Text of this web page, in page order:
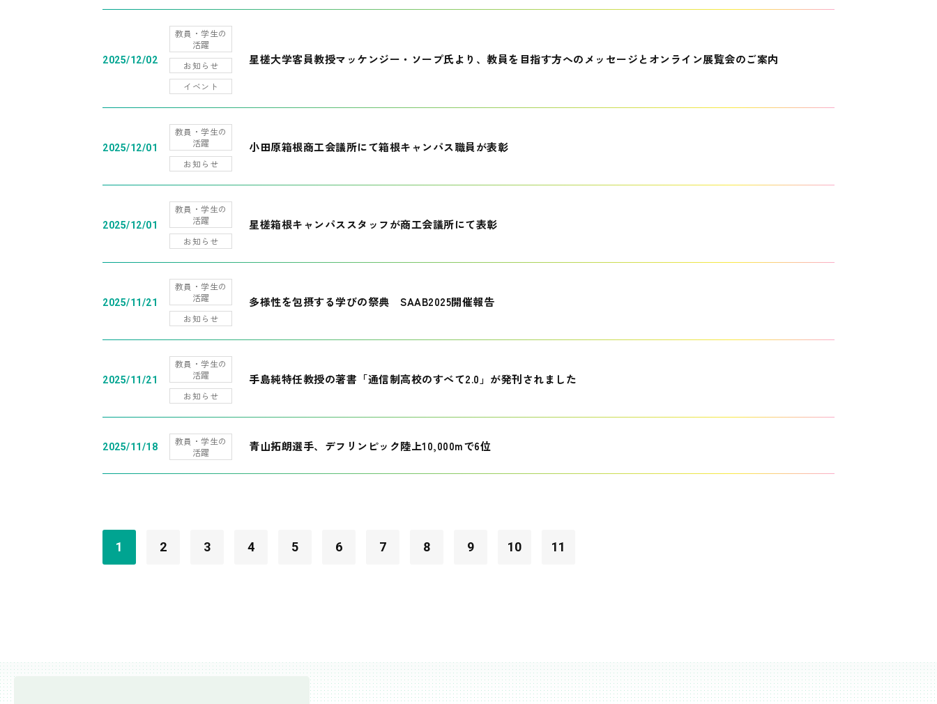
2025/12/02
教員・学生の
活躍
お知らせ
イベント
星槎大学客員教授マッケンジー・ソープ氏より、教員を目指す方へのメッセージとオンライン展覧会のご案内
2025/12/01
教員・学生の
活躍
お知らせ
小田原箱根商工会議所にて箱根キャンパス職員が表彰
2025/12/01
教員・学生の
活躍
お知らせ
星槎箱根キャンパススタッフが商工会議所にて表彰
2025/11/21
教員・学生の
活躍
お知らせ
多様性を包摂する学びの祭典 SAAB2025開催報告
2025/11/21
教員・学生の
活躍
お知らせ
手島純特任教授の著書「通信制高校のすべて2.0」が発刊されました
2025/11/18
教員・学生の
活躍
青山拓朗選手、デフリンピック陸上10,000mで6位
1 2 3 4 5 6 7 8 9 10 11